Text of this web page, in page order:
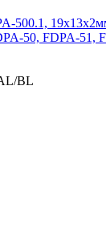
500.1,
50, FDPA-51,
BL